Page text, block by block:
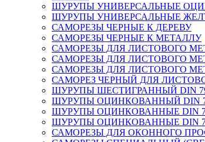
ШУРУПЫ УНИВЕРСАЛЬНЫЕ
ШУРУПЫ УНИВЕРСАЛЬНЫЕ
САМОРЕЗЫ ЧЕРНЫЕ К ДЕРЕВУ
САМОРЕЗЫ ЧЕРНЫЕ К МЕТАЛЛУ
САМОРЕЗЫ ДЛЯ ЛИСТОВОГО
САМОРЕЗЫ ДЛЯ ЛИСТОВОГО
САМОРЕЗЫ ДЛЯ ЛИСТОВОГО
САМОРЕЗ ЧЕРНЫЙ ДЛЯ
ШУРУПЫ ШЕСТИГРАННЫЙ DIN
ШУРУПЫ ОЦИНКОВАННЫЙ DIN
ШУРУПЫ ОЦИНКОВАННЫЕ DIN
ШУРУПЫ ОЦИНКОВАННЫЕ DIN
САМОРЕЗЫ ДЛЯ ОКОННОГО